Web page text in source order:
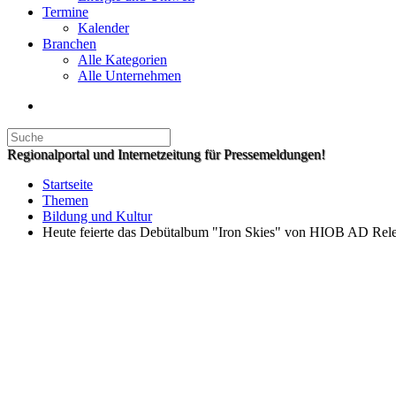
Termine
Kalender
Branchen
Alle Kategorien
Alle Unternehmen
Regionalportal und Internetzeitung für Pressemeldungen!
Startseite
Themen
Bildung und Kultur
Heute feierte das Debütalbum "Iron Skies" von HIOB AD